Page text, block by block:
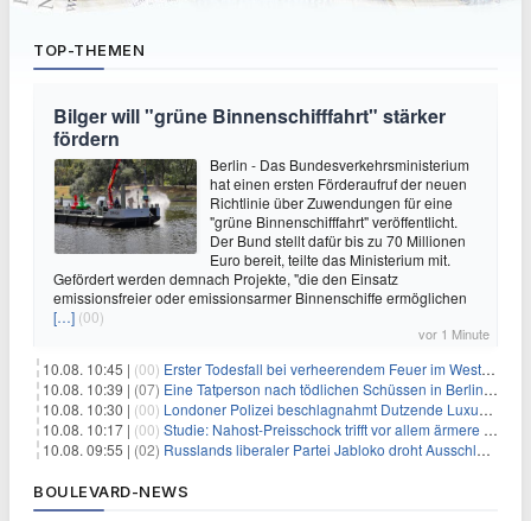
TOP-THEMEN
Bilger will "grüne Binnenschifffahrt" stärker
fördern
Berlin - Das Bundesverkehrsministerium
hat einen ersten Förderaufruf der neuen
Richtlinie über Zuwendungen für eine
"grüne Binnenschifffahrt" veröffentlicht.
Der Bund stellt dafür bis zu 70 Millionen
Euro bereit, teilte das Ministerium mit.
Gefördert werden demnach Projekte, "die den Einsatz
emissionsfreier oder emissionsarmer Binnenschiffe ermöglichen
[…] (00)
vor 1 Minute
10.08. 10:45 | (00) Erster Todesfall bei verheerendem Feuer im Westen Kanadas
10.08. 10:39 | (07) Eine Tatperson nach tödlichen Schüssen in Berlin im Visier
10.08. 10:30 | (00) Londoner Polizei beschlagnahmt Dutzende Luxusautos
10.08. 10:17 | (00) Studie: Nahost-Preisschock trifft vor allem ärmere Haushalte
10.08. 09:55 | (02) Russlands liberaler Partei Jabloko droht Ausschluss von Wahl
BOULEVARD-NEWS